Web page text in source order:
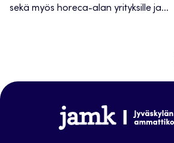
sekä myös horeca-alan yrityksille ja...
www.jamk.fi